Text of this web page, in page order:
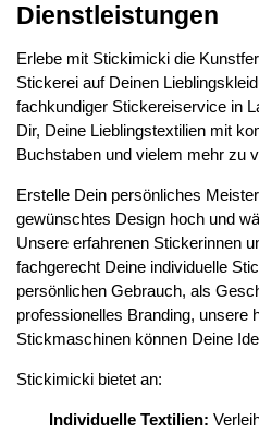
Dienstleistungen
Erlebe mit Stickimicki die
Stickerei auf Deinen
fachkundiger Stickereiservice in
Dir, Deine Lieblingstextilien mit
Buchstaben und vielem mehr zu
Erstelle Dein persönliches
gewünschtes Design hoch und
Unsere erfahrenen Stickerinnen
fachgerecht Deine individuelle
persönlichen Gebrauch, als
professionelles Branding, unsere
Stickmaschinen können Deine
Stickimicki bietet an:
Individuelle Textilien: